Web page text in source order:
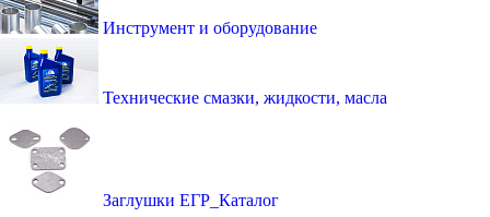
Инструмент и оборудование
Технические смазки, жидкости, масла
Заглушки ЕГР_Каталог